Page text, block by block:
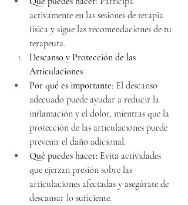
activamente en las sesiones de terapia
física y sigue las recomendaciones de tu
terapeuta.
Descanso y Protección de las
Articulaciones
Por qué es importante: El descanso
adecuado puede ayudar a reducir la
inflamación y el dolor, mientras que la
protección de las articulaciones puede
prevenir el daño adicional.
Qué puedes hacer: Evita actividades
que ejerzan presión sobre las
articulaciones afectadas y asegúrate de
descansar lo suficiente.